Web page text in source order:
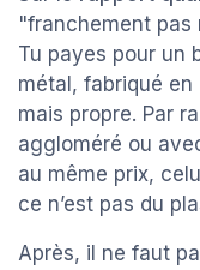
"franchement pas
Tu payes pour un
métal, fabriqué en
mais propre. Par
aggloméré ou
au même prix,
ce n’est pas du
Après, il ne faut